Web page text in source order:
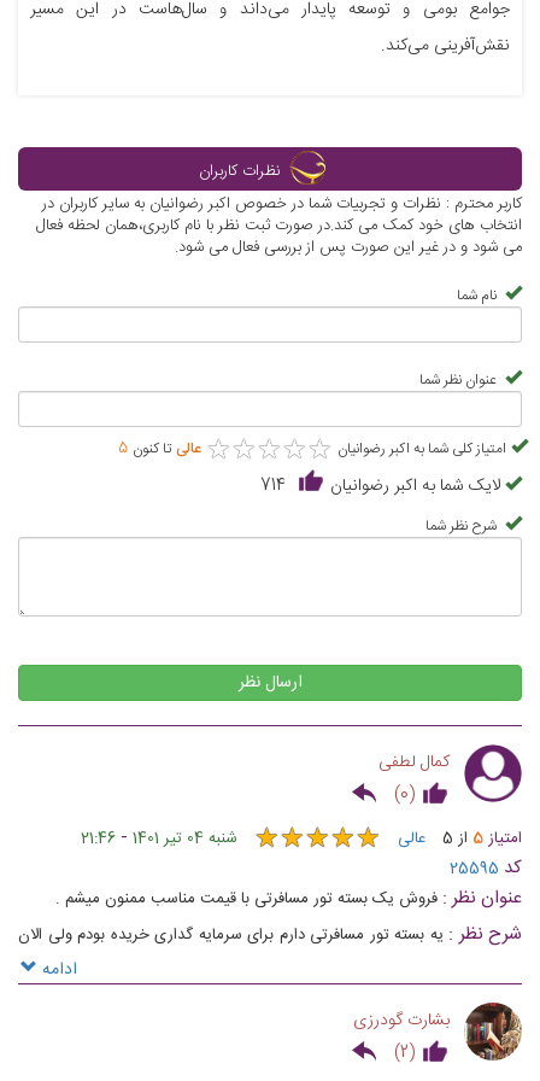
جوامع بومی و توسعه پایدار می‌داند و سال‌هاست در این مسیر
نقش‌آفرینی می‌کند.
نظرات کاربران
کاربر محترم : نظرات و تجربیات شما در خصوص اکبر رضوانیان به سایر کاربران در
انتخاب های خود کمک می کند.در صورت ثبت نظر با نام کاربری،همان لحظه فعال
می شود و در غیر این صورت پس از بررسی فعال می شود.
نام شما
عنوان نظر شما
امتیاز کلی شما به اکبر رضوانیان ★★★★★
★★★★★ عالی تا کنون 5
لایک شما به اکبر رضوانیان 714
شرح نظر شما
ارسال نظر
کمال لطفی
(
0
)
امتیاز5 از 5 عالی ★★★★★
★★★★★ شنبه 04 تیر 1401 -
21:46
کد 25595
عنوان نظر : فروش یک بسته تور مسافرتی با قیمت مناسب ممنون میشم .
شرح نظر : یه بسته تور مسافرتی دارم برای سرمایه گداری خریده بودم ولی الان
به پولش نیاز دارم پدرم تصادف کرده شما یا کسی میشناسید این تور را بخرد.
ادامه
بشارت گودرزی
(
2
)